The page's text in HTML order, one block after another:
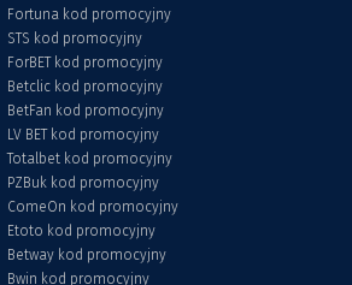
Fortuna kod promocyjny
STS kod promocyjny
ForBET kod promocyjny
Betclic kod promocyjny
BetFan kod promocyjny
LV BET kod promocyjny
Totalbet kod promocyjny
PZBuk kod promocyjny
ComeOn kod promocyjny
Etoto kod promocyjny
Betway kod promocyjny
Bwin kod promocyjny